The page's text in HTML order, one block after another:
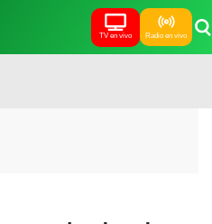
TV en vivo Radio en vivo